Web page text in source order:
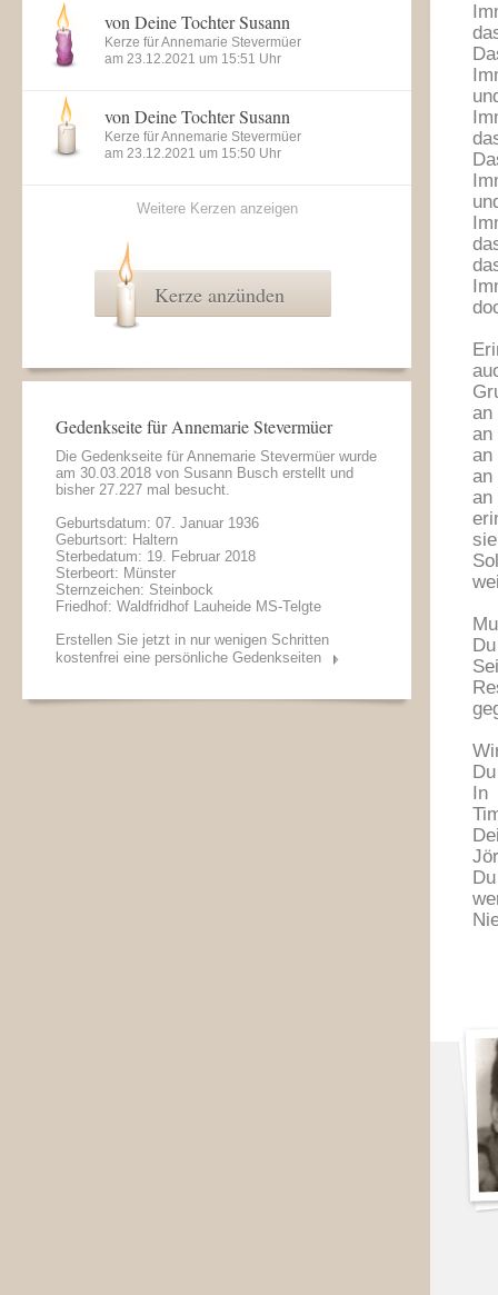
an
an
an
an
an
In
von Deine Tochter Susann
Kerze für Annemarie Stevermüer
am 23.12.2021 um 15:51 Uhr
von Deine Tochter Susann
Kerze für Annemarie Stevermüer
am 23.12.2021 um 15:50 Uhr
Weitere Kerzen anzeigen
Kerze anzünden
Gedenkseite für Annemarie Stevermüer
Die Gedenkseite für Annemarie Stevermüer wurde
am 30.03.2018 von Susann Busch erstellt und
bisher 27.227 mal besucht.
Geburtsdatum: 07. Januar 1936
Geburtsort: Haltern
Sterbedatum: 19. Februar 2018
Sterbeort: Münster
Sternzeichen: Steinbock
Friedhof: Waldfridhof Lauheide MS-Telgte
Erstellen Sie jetzt in nur wenigen Schritten
kostenfrei eine persönliche Gedenkseiten